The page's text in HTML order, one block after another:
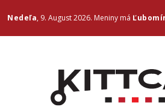
Nedeľa, 9. August 2026. Meniny má